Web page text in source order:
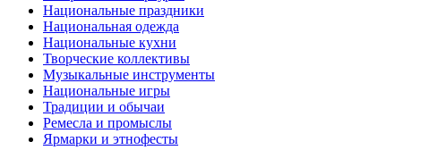
Национальные праздники
Национальная одежда
Национальные кухни
Творческие коллективы
Музыкальные инструменты
Национальные игры
Традиции и обычаи
Ремесла и промыслы
Ярмарки и этнофесты